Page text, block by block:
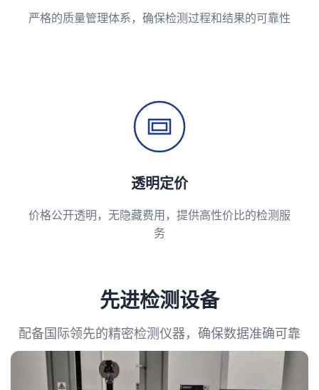
严格的质量管理体系，确保检测过程和结果的可靠性
透明定价
价格公开透明，无隐藏费用，提供高性价比的检测服
务
先进检测设备
配备国际领先的精密检测仪器，确保数据准确可靠